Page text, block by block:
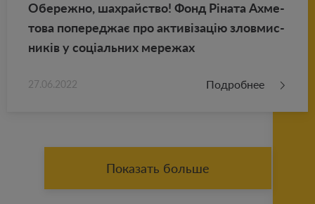
Обе­реж­но, шахрай­ство! Фонд Ріната Ах­ме­
то­ва по­пе­реджає про активізацію злов­мис­
ників у соціаль­них ме­ре­жах
27.06.2022 Подробнее
Показать больше